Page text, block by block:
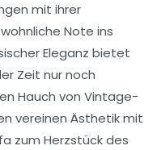
mit ihrer
Note ins
Eleganz bietet
Zeit nur noch
Hauch von Vintage-
vereinen Ästhetik mit
zum Herzstück des